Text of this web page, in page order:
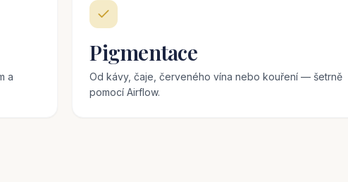
a
Pigmentace
Od kávy, čaje, červeného vína nebo kouření — šetrně
pomocí Airflow.